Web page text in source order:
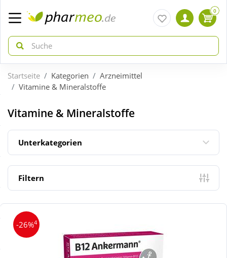
zurück
ÜBERSICHT AKTIONEN
Aktuelle Coupons
Neuheiten
Sale
zurück
ÜBERSICHT KATEGORIEN
Arzneimittel
Diabetes
Körperpflege & Kosmetik
0
Startseite Kategorien
Arzneimittel
Vitamine & Mineralstoffe
Vitamine & Mineralstoffe
Unterkategorien
Filtern
-26%4